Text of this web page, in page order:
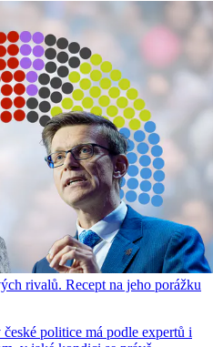
rivalů. Recept na jeho porážku
politice má podle expertů i